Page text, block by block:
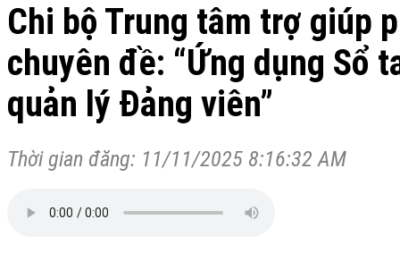
Chi bộ Trung tâm trợ giúp
chuyên đề: “Ứng dụng Sổ
quản lý Đảng viên”
Thời gian đăng: 11/11/2025 8:16:32 AM